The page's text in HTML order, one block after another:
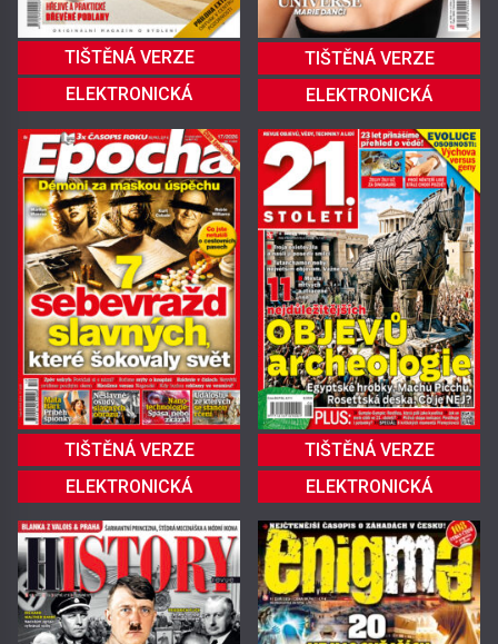
TIŠTĚNÁ VERZE
ELEKTRONICKÁ
TIŠTĚNÁ VERZE
ELEKTRONICKÁ
TIŠTĚNÁ VERZE
ELEKTRONICKÁ
TIŠTĚNÁ VERZE
ELEKTRONICKÁ